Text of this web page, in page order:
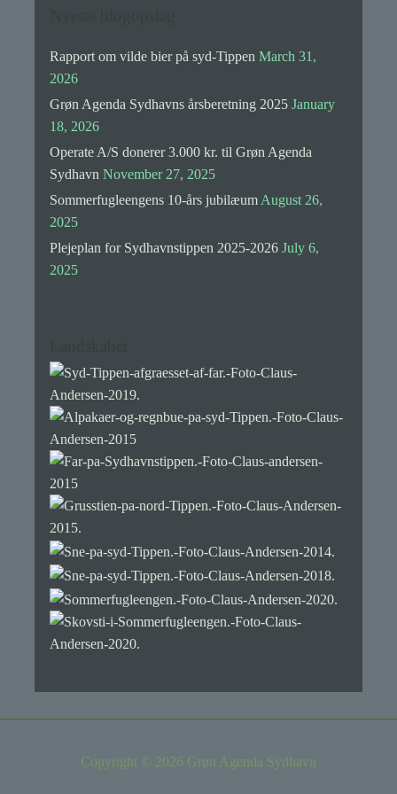
Rapport om vilde bier på syd-Tippen March 31,
2026
Grøn Agenda Sydhavns årsberetning 2025 January
18, 2026
Operate A/S donerer 3.000 kr. til Grøn Agenda
Sydhavn November 27, 2025
Sommerfugleengens 10-års jubilæum August 26,
2025
Plejeplan for Sydhavnstippen 2025-2026 July 6,
2025
Copyright © 2026 Grøn Agenda Sydhavn